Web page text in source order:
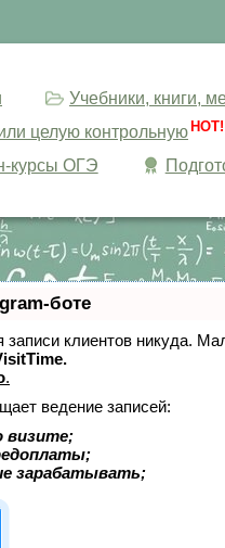
Учебники, книги,
целую контрольную HOT!
курсы ОГЭ
боте
клиентов никуда.
.
ведение записей:
визите;
зарабатывать;